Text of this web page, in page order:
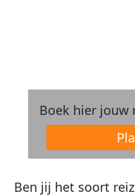
Boek hier jouw
Ben jij het soort